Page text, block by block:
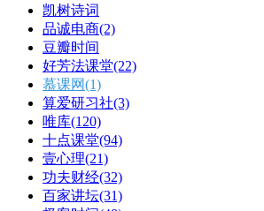
凯树诗词
品诚电商(2)
豆瓣时间
好芳法课堂(22)
慕课网(1)
算爱研习社(3)
唯库(120)
十点课堂(94)
壹心理(21)
功夫财经(32)
百家讲坛(31)